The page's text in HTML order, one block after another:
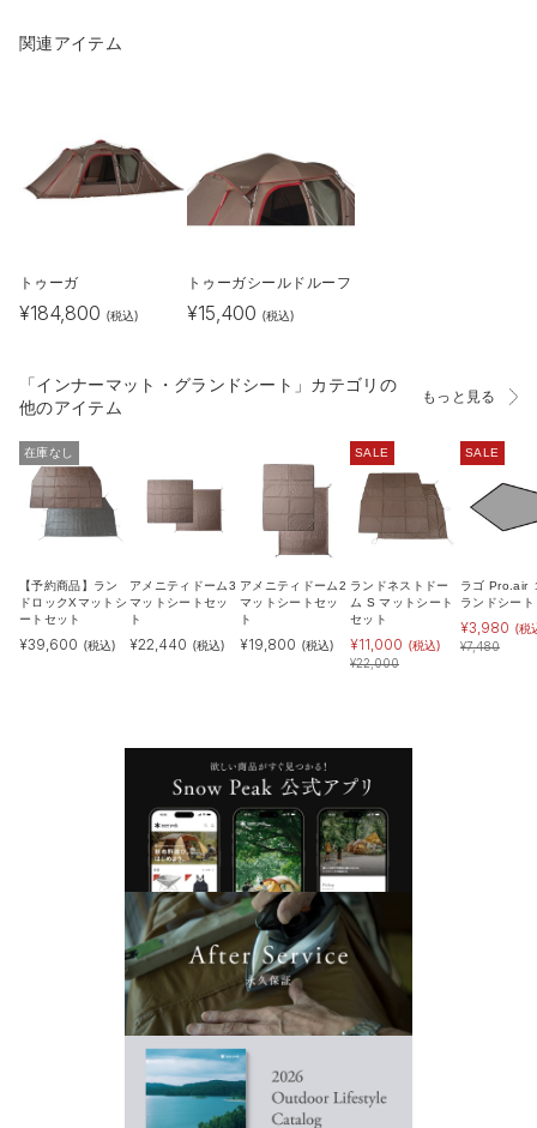
関連アイテム
トゥーガ
¥184,800 (税込)
トゥーガシールドルーフ
¥15,400 (税込)
「インナーマット・グランドシート」カテゴリの
他のアイテム
もっと見る
在庫なし
【予約商品】ラン
ドロックXマットシ
ートセット
¥39,600 (税込)
アメニティドーム3
マットシートセッ
ト
¥22,440 (税込)
アメニティドーム2
マットシートセッ
ト
¥19,800 (税込)
SALE
ランドネストドー
ム S マットシート
セット
¥11,000 (税込)
¥22,000
SALE
ラゴ Pro.air
ランドシート
¥3,980 (税
¥7,480